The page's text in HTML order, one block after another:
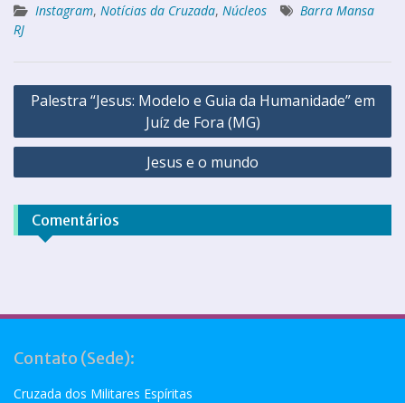
Instagram, Notícias da Cruzada, Núcleos
Barra Mansa
RJ
Palestra “Jesus: Modelo e Guia da Humanidade” em
Juíz de Fora (MG)
Jesus e o mundo
Comentários
Contato (Sede):
Cruzada dos Militares Espíritas